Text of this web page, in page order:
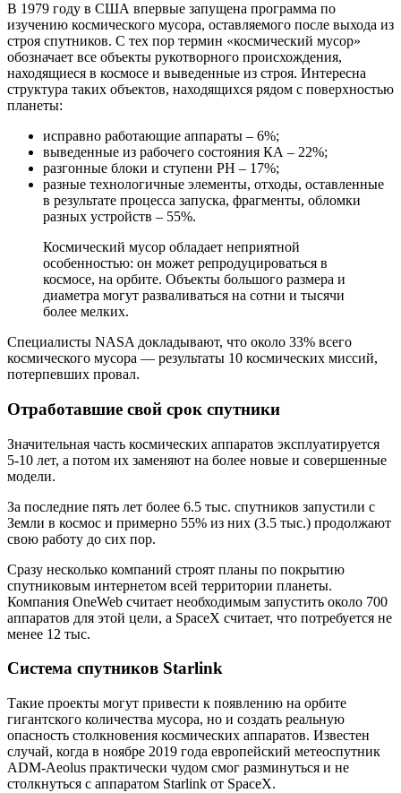
В 1979 году в США впервые запущена программа по
изучению космического мусора, оставляемого после выхода из
строя спутников. С тех пор термин «космический мусор»
обозначает все объекты рукотворного происхождения,
находящиеся в космосе и выведенные из строя. Интересна
структура таких объектов, находящихся рядом с поверхностью
планеты:
исправно работающие аппараты – 6%;
выведенные из рабочего состояния КА – 22%;
разгонные блоки и ступени РН – 17%;
разные технологичные элементы, отходы, оставленные
в результате процесса запуска, фрагменты, обломки
разных устройств – 55%.
Космический мусор обладает неприятной
особенностью: он может репродуцироваться в
космосе, на орбите. Объекты большого размера и
диаметра могут разваливаться на сотни и тысячи
более мелких.
Специалисты NASA докладывают, что около 33% всего
космического мусора — результаты 10 космических миссий,
потерпевших провал.
Отработавшие свой срок спутники
Значительная часть космических аппаратов эксплуатируется
5-10 лет, а потом их заменяют на более новые и совершенные
модели.
За последние пять лет более 6.5 тыс. спутников запустили с
Земли в космос и примерно 55% из них (3.5 тыс.) продолжают
свою работу до сих пор.
Сразу несколько компаний строят планы по покрытию
спутниковым интернетом всей территории планеты.
Компания OneWeb считает необходимым запустить около 700
аппаратов для этой цели, а SpaceX считает, что потребуется не
менее 12 тыс.
Система спутников Starlink
Такие проекты могут привести к появлению на орбите
гигантского количества мусора, но и создать реальную
опасность столкновения космических аппаратов. Известен
случай, когда в ноябре 2019 года европейский метеоспутник
ADM-Aeolus практически чудом смог разминуться и не
столкнуться с аппаратом Starlink от SpaceX.